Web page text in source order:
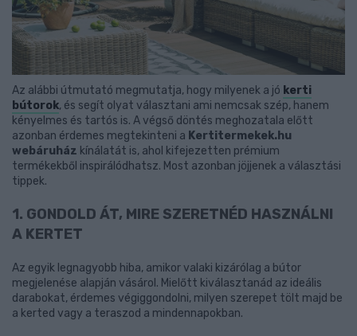
Az alábbi útmutató megmutatja, hogy milyenek a jó kerti
bútorok, és segít olyat választani ami nemcsak szép, hanem
kényelmes és tartós is. A végső döntés meghozatala előtt
azonban érdemes megtekinteni a Kertitermekek.hu
webáruház kínálatát is, ahol kifejezetten prémium
termékekből inspirálódhatsz. Most azonban jöjjenek a választási
tippek.
1. GONDOLD ÁT, MIRE SZERETNÉD HASZNÁLNI
A KERTET
Az egyik legnagyobb hiba, amikor valaki kizárólag a bútor
megjelenése alapján vásárol. Mielőtt kiválasztanád az ideális
darabokat, érdemes végiggondolni, milyen szerepet tölt majd be
a kerted vagy a teraszod a mindennapokban.